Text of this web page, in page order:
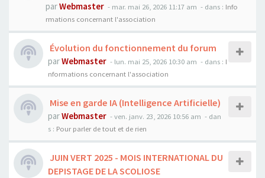
parWebmaster - mar. mai 26, 2026 11:17 am - dans : Info
rmations concernant l'association
Évolution du fonctionnement du forum
parWebmaster - lun. mai 25, 2026 10:30 am - dans : I
nformations concernant l'association
Mise en garde IA (Intelligence Artificielle)
parWebmaster - ven. janv. 23, 2026 10:56 am - dan
s : Pour parler de tout et de rien
JUIN VERT 2025 - MOIS INTERNATIONAL DU
DEPISTAGE DE LA SCOLIOSE